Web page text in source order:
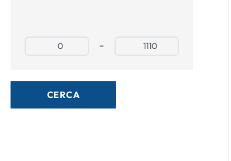
Prezzo minimo - Prezzo massimo